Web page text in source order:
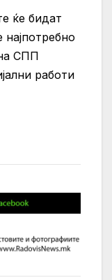
ќе бидат
СПП
работи